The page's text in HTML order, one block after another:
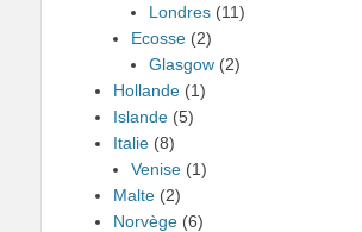
Londres (11)
Ecosse (2)
Glasgow (2)
Hollande (1)
Islande (5)
Italie (8)
Venise (1)
Malte (2)
Norvège (6)